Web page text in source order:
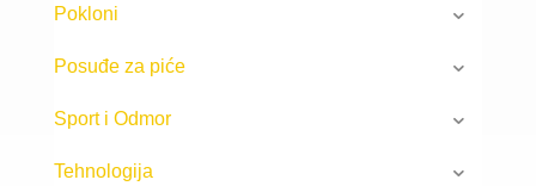
Pokloni
Posuđe za piće
Sport i Odmor
Tehnologija